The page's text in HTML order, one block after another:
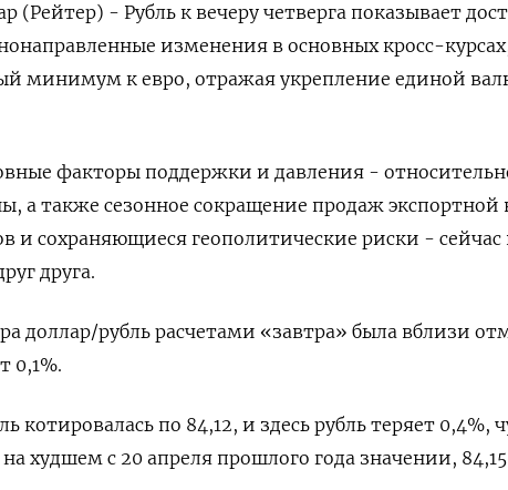
(Рейтер) - Рубль к вечеру четверга показывает
изменения в основных кросс-
минимум к евро, отражая укрепление единой
факторы поддержки и давления -
а также сезонное сокращение продаж экспортной
и сохраняющиеся геополитические риски - сейчас
друга.
доллар/рубль расчетами «завтра» была вблизи
0,1%.
котировалась по 84,12, и здесь рубль теряет 0,4%,
худшем с 20 апреля прошлого года значении,